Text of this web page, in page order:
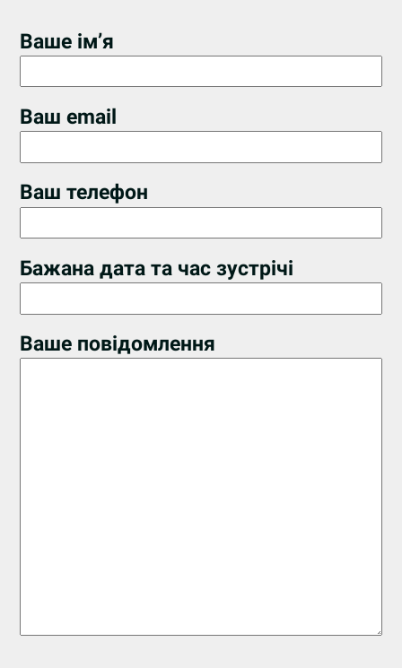
Ваше ім’я
Ваш email
Ваш телефон
Бажана дата та час зустрічі
Ваше повідомлення